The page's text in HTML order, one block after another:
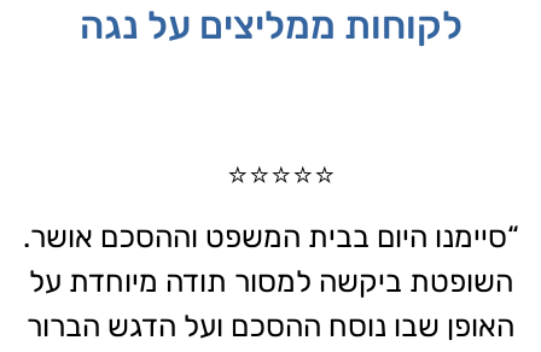
לקוחות ממליצים על נגה
⭐⭐⭐⭐⭐
“סיימנו היום בבית המשפט וההסכם אושר.
השופטת ביקשה למסור תודה מיוחדת על
האופן שבו נוסח ההסכם ועל הדגש הברור